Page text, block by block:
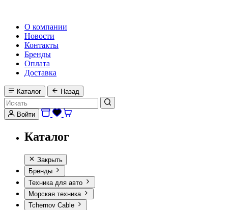
О компании
Новости
Контакты
Бренды
Оплата
Доставка
Каталог Назад
Войти
Каталог
Закрыть
Бренды
Техника для авто
Морская техника
Tchernov Cable